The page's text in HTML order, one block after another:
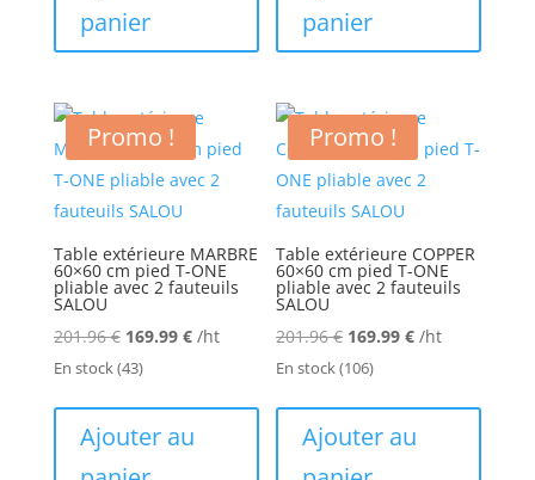
panier
panier
Promo !
Table extérieure MARBRE
60×60 cm pied T-ONE
pliable avec 2 fauteuils
SALOU
201.96€ Le
prix
était :
169.99 €Le
est :
/ht
En stock(43)
Ajouter au
Promo !
Table extérieure COPPER
60×60 cm pied T-ONE
pliable avec 2 fauteuils
SALOU
201.96€ Le
prix
était :
169.99€Le
est :
/ht
En stock(106)
Ajouter au